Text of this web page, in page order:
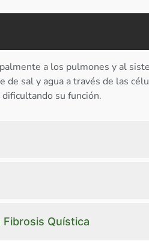
a los pulmones y al
sal y agua a través de las
su función.
Quística